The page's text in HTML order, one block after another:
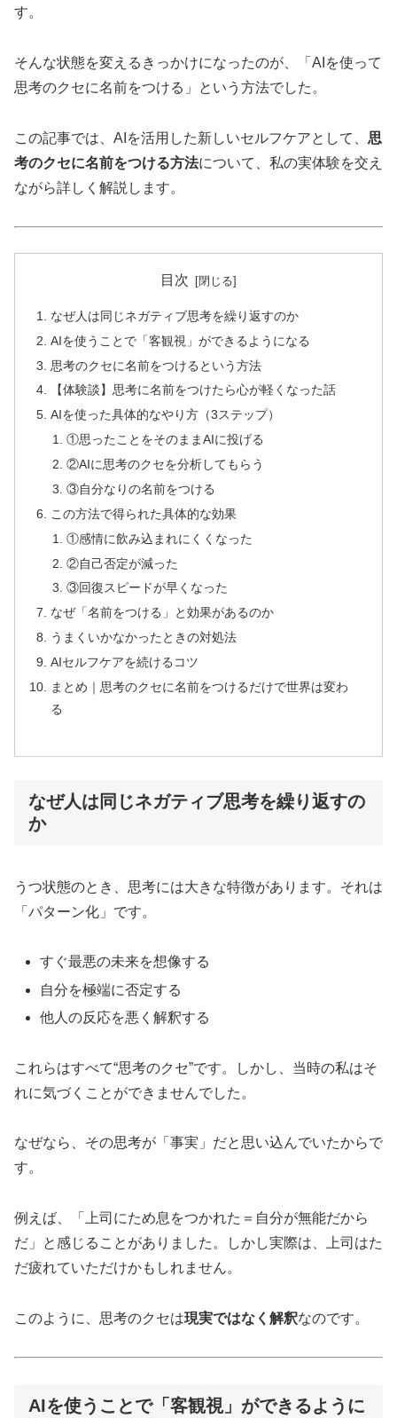
す。
そんな状態を変えるきっかけになったのが、「AIを使って
思考のクセに名前をつける」という方法でした。
この記事では、AIを活用した新しいセルフケアとして、 思
考のクセに名前をつける方法について、私の実体験を交え
ながら詳しく解説します。
目次
なぜ人は同じネガティブ思考を繰り返すのか
AIを使うことで「客観視」ができるようになる
思考のクセに名前をつけるという方法
【体験談】思考に名前をつけたら心が軽くなった話
AIを使った具体的なやり方（3ステップ）
①思ったことをそのままAIに投げる
②AIに思考のクセを分析してもらう
③自分なりの名前をつける
この方法で得られた具体的な効果
①感情に飲み込まれにくくなった
②自己否定が減った
③回復スピードが早くなった
なぜ「名前をつける」と効果があるのか
うまくいかなかったときの対処法
AIセルフケアを続けるコツ
まとめ｜思考のクセに名前をつけるだけで世界は変わ
る
なぜ人は同じネガティブ思考を繰り返すの
か
うつ状態のとき、思考には大きな特徴があります。それは
「パターン化」です。
すぐ最悪の未来を想像する
自分を極端に否定する
他人の反応を悪く解釈する
これらはすべて“思考のクセ”です。しかし、当時の私はそ
れに気づくことができませんでした。
なぜなら、その思考が「事実」だと思い込んでいたからで
す。
例えば、「上司にため息をつかれた＝自分が無能だから
だ」と感じることがありました。しかし実際は、上司はた
だ疲れていただけかもしれません。
このように、思考のクセは現実ではなく解釈なのです。
AIを使うことで「客観視」ができるように